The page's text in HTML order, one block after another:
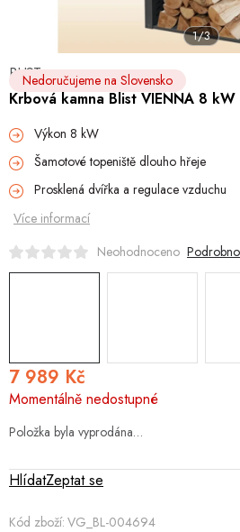
Akční ceny
Půjčovna
7 989 Kč
cena:
Položka byla vyprodána…
Momentálně nedostupné
Kód zboží: VG_BL-004694
Zeptat se
Hlídat
BLIST
Krbová kamna Blist VIENNA 8
Výkon 8 kW
Šamotové topeniště dlouho hřeje
Prosklená dvířka a regulace vzduchu
Více informací
Nedoručujeme na Slovensko
Neohodnoceno
1/3